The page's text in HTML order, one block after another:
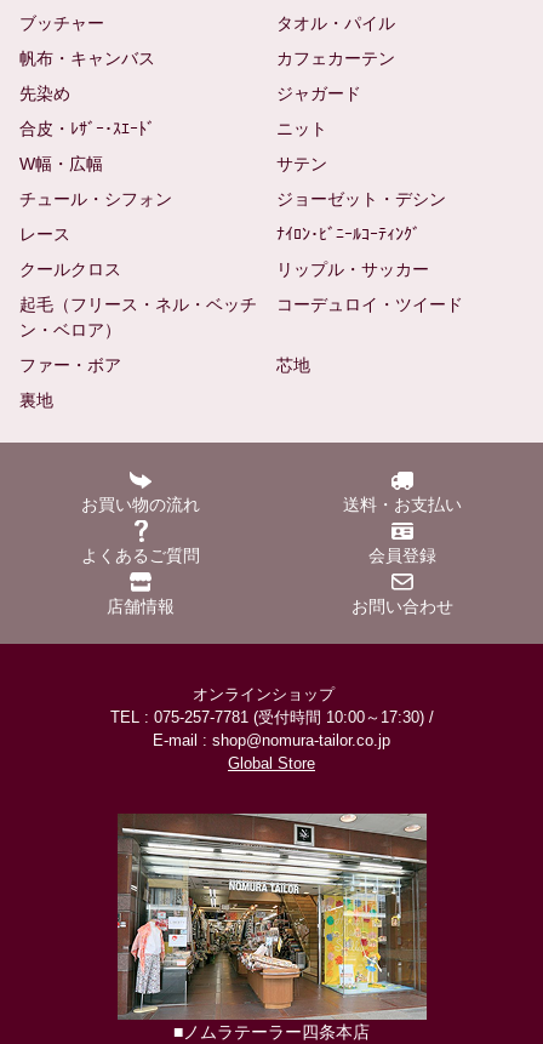
ブッチャー
タオル・パイル
帆布・キャンバス
カフェカーテン
先染め
ジャガード
合皮・ﾚｻﾞｰ･ｽｴｰﾄﾞ
ニット
W幅・広幅
サテン
チュール・シフォン
ジョーゼット・デシン
レース
ﾅｲﾛﾝ･ﾋﾞﾆｰﾙｺｰﾃｨﾝｸﾞ
クールクロス
リップル・サッカー
起毛（フリース・ネル・ベッチ
ン・ベロア）
コーデュロイ・ツイード
ファー・ボア
芯地
裏地
お買い物の流れ 送料・お支払い
よくあるご質問 会員登録
店舗情報 お問い合わせ
オンラインショップ
TEL : 075-257-7781 (受付時間 10:00～17:30) /
E-mail : shop@nomura-tailor.co.jp
Global Store
■ノムラテーラー四条本店